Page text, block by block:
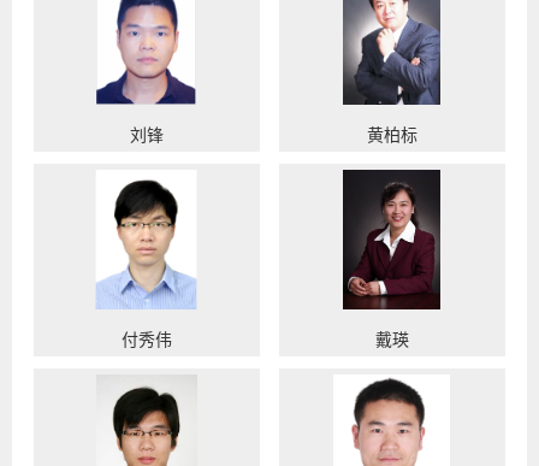
刘锋 黄柏标
付秀伟 戴瑛